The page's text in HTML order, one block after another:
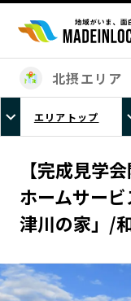
エリアか
北海道エリア
岩手エリア
秋田エリア
福島エリア
栃木エリア
埼玉エリア
東京23区エリア
北摂エリア
エリアトップ
【完成見学
ホームサー
津川の家」/